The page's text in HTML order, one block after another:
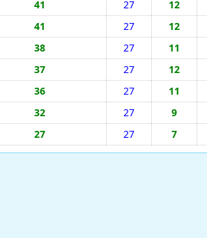
41 27 12
41 27 12
38 27 11
37 27 12
36 27 11
32 27 9
27 27 7